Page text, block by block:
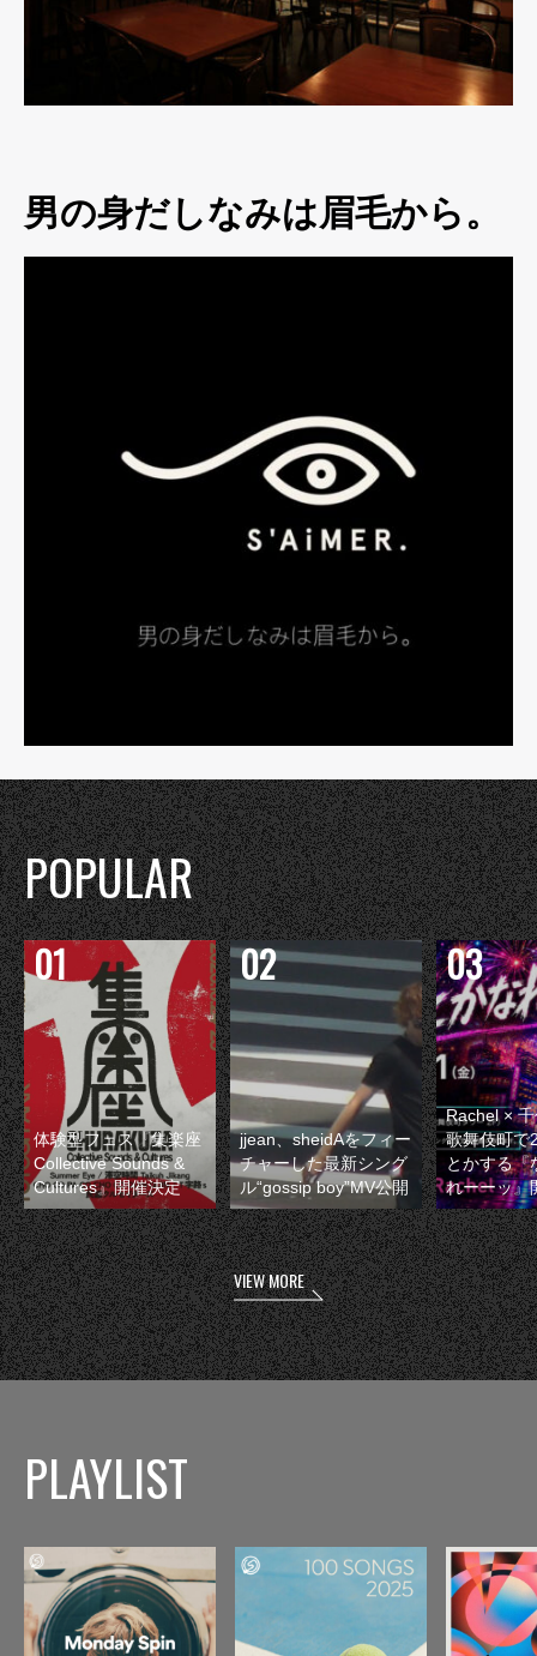
男の身だしなみは眉毛から。
POPULAR
体験型フェス『集楽座
Collective Sounds &
Cultures』開催決定
jjean、sheidAをフィー
チャーした最新シング
ル“gossip boy”MV公開
Rachel ×
歌舞伎町で
とかする『
れーーッ』
VIEW MORE
PLAYLIST